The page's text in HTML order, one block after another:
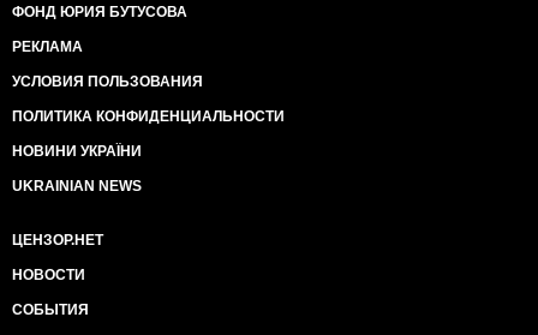
ФОНД ЮРИЯ БУТУСОВА
РЕКЛАМА
УСЛОВИЯ ПОЛЬЗОВАНИЯ
ПОЛИТИКА КОНФИДЕНЦИАЛЬНОСТИ
НОВИНИ УКРАЇНИ
UKRAINIAN NEWS
ЦЕНЗОР.НЕТ
НОВОСТИ
СОБЫТИЯ